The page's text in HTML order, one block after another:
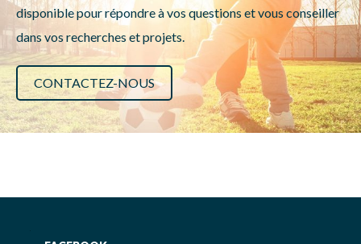
disponible pour répondre à vos questions et vous conseiller
dans vos recherches et projets.
CONTACTEZ-NOUS